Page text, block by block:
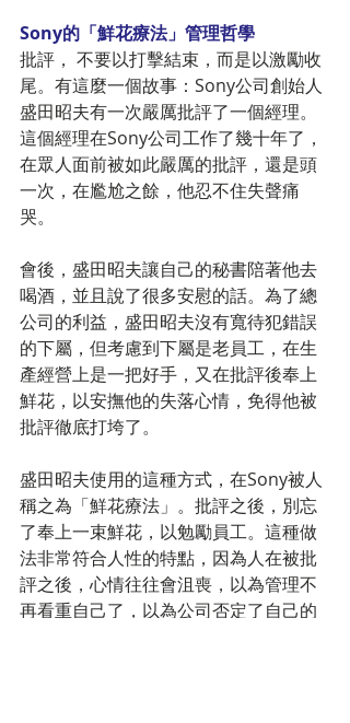
Sony的「鮮花療法」管理哲學
批評， 不要以打擊結束，而是以激勵收
尾。有這麼一個故事：Sony公司創始人
盛田昭夫有一次嚴厲批評了一個經理。
這個經理在Sony公司工作了幾十年了，
在眾人面前被如此嚴厲的批評，還是頭
一次，在尷尬之餘，他忍不住失聲痛
哭。
會後，盛田昭夫讓自己的秘書陪著他去
喝酒，並且說了很多安慰的話。為了總
公司的利益，盛田昭夫沒有寬待犯錯誤
的下屬，但考慮到下屬是老員工，在生
產經營上是一把好手，又在批評後奉上
鮮花，以安撫他的失落心情，免得他被
批評徹底打垮了。
盛田昭夫使用的這種方式，在Sony被人
稱之為「鮮花療法」。批評之後，別忘
了奉上一束鮮花，以勉勵員工。這種做
法非常符合人性的特點，因為人在被批
評之後，心情往往會沮喪，以為管理不
再看重自己了，以為公司否定了自己的